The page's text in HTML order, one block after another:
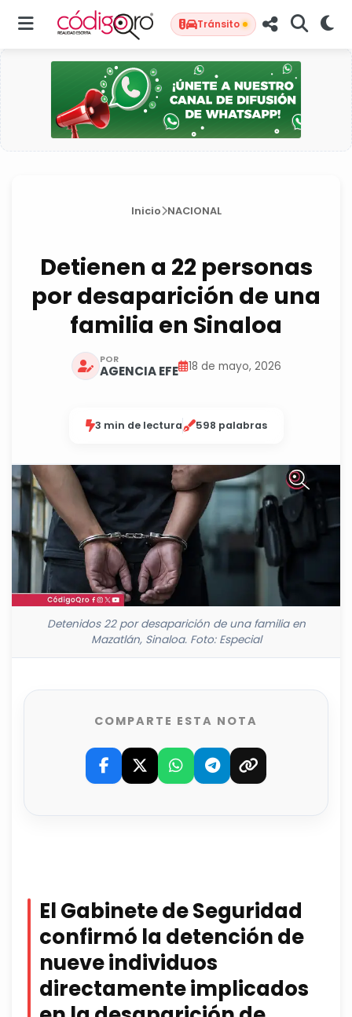
Tránsito
Inicio NACIONAL
Detienen a 22 personas
por desaparición de una
familia en Sinaloa
POR
AGENCIA EFE 18 de mayo, 2026
3 min de lectura 598 palabras
Detenidos 22 por desaparición de una familia en
Mazatlán, Sinaloa. Foto: Especial
COMPARTE ESTA NOTA
El Gabinete de Seguridad
confirmó la detención de
nueve individuos
directamente implicados